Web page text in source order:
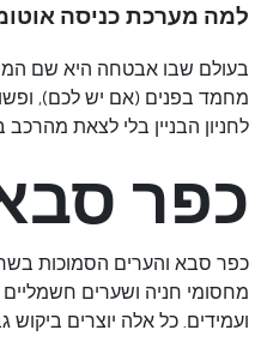
למה מערכת כניסה
בעולם שבו אבטחה היא שם
מחמד בפנים (אם יש לכם),
לחניון הבניין בלי לצאת
כפר סבא
כפר סבא והערים הסמוכות
מחסומי חניה ושערים חשמליים
ועמידים. כל אלה יוצרים ביקוש